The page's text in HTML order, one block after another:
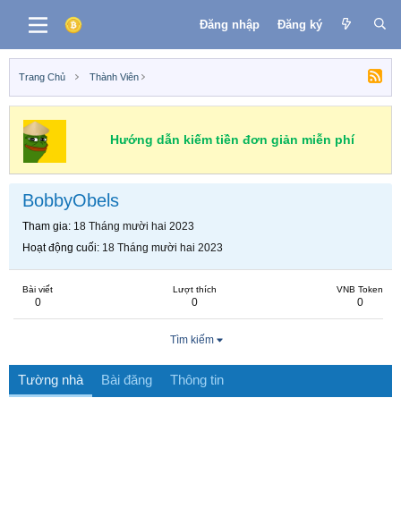
Đăng nhập Đăng ký
Trang Chủ Thành Viên
Hướng dẫn kiếm tiền đơn giản miễn phí
BobbyObels
Tham gia 18 Tháng mười hai 2023
Hoạt động cuối 18 Tháng mười hai 2023
Bài viết
0
Lượt thích
0
VNB Token
0
Tìm kiếm
Tường nhà Bài đăng Thông tin